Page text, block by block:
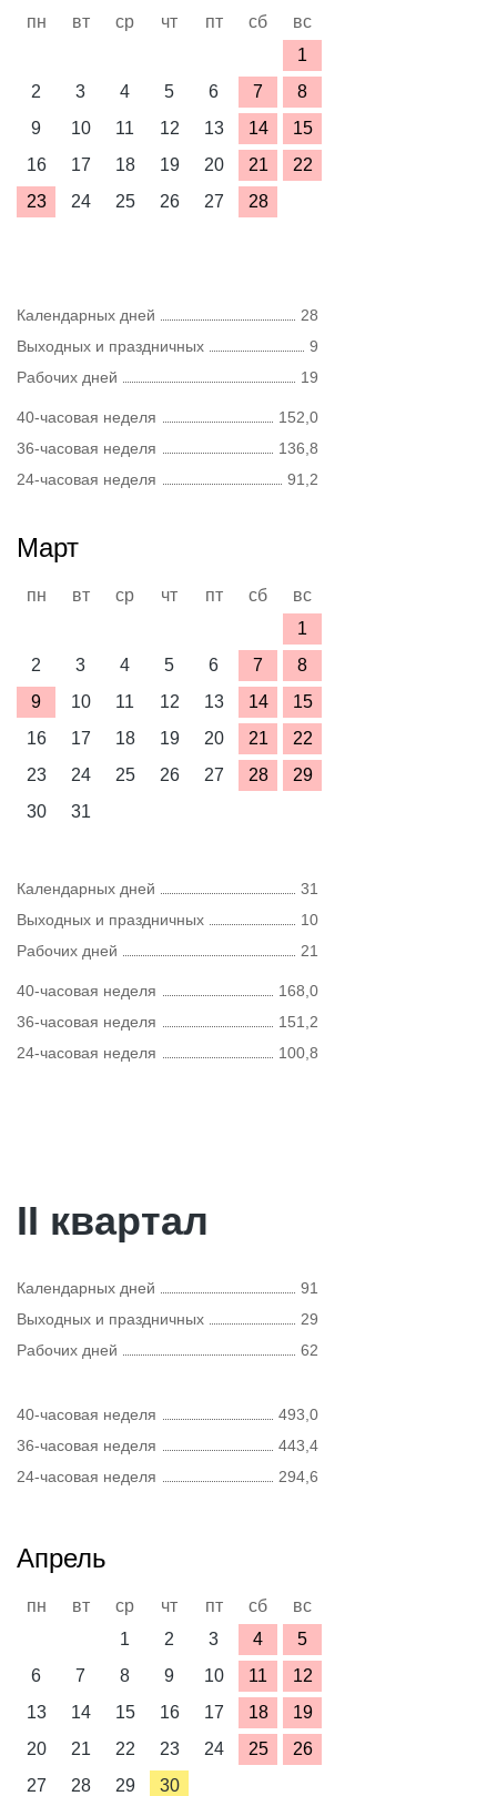
пн вт ср чт пт сб
вс
1
2
3 4 5 6 7
8
9
10 11 12 13 14
15
16
17 18 19 20 21
22
23
24 25 26 27 28
Календарных дней
28
Выходных и праздничных
9
Рабочих дней
19
40-часовая неделя
152,0
36-часовая неделя
136,8
24-часовая неделя
91,2
Март
пн вт ср чт пт сб
вс
1
2
3 4 5 6 7
8
9
10 11 12 13 14
15
16
17 18 19 20 21
22
23
24 25 26 27 28
29
30
31
Календарных дней
31
Выходных и праздничных
10
Рабочих дней
21
40-часовая неделя
168,0
36-часовая неделя
151,2
24-часовая неделя
100,8
II квартал
Календарных дней
91
Выходных и праздничных
29
Рабочих дней
62
40-часовая неделя
493,0
36-часовая неделя
443,4
24-часовая неделя
294,6
Апрель
пн вт ср чт пт сб
вс
1
2 3 4
5
6
7 8 9 10 11
12
13
14 15 16 17 18
19
20
21 22 23 24 25
26
27
28 29 30